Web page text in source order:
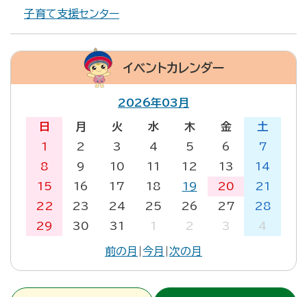
子育て支援センター
イベントカレンダー
2026年03月
日 月 火 水 木 金
土
1
2 3 4 5 6
7
8
9 10 11 12 13
14
15
16 17 18 19 20
21
22
23 24 25 26 27
28
29
30 31 1 2 3 4
前の月 今月 次の月